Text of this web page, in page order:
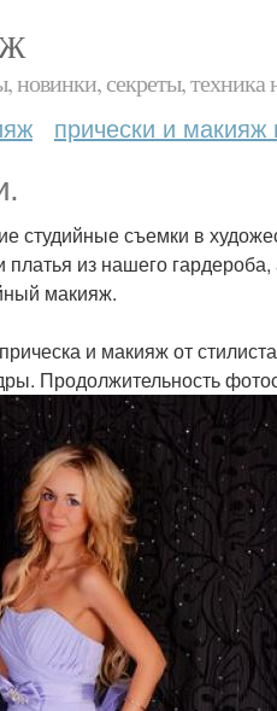
секреты, техника
прически и
съемки в
из нашего гардероба,
макияж.
и макияж от
Продолжительность